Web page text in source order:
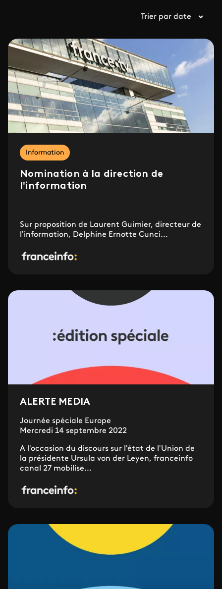
Trier par date
Information
Nomination à la direction de
l'information
Sur proposition de Laurent Guimier, directeur de
l’information, Delphine Ernotte Cunci...
ALERTE MEDIA
Journée spéciale Europe
Mercredi 14 septembre 2022
A l'occasion du discours sur l'état de l'Union de
la présidente Ursula von der Leyen, franceinfo
canal 27 mobilise...